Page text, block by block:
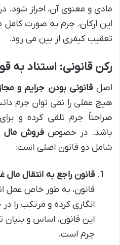
مادی و معنوی آن، احراز شود.
این ارکان، جرم به صورت
تعقیب کیفری از بین می رود.
رکن قانونی: استناد به
اصلقانونی بودن جرایم و
هیچ عملی را نمی توان جرم
صراحتاً جرم تلقی کرده و
باشد. در خصوصفروش مال
شامل دو قانون اصلی است:
قانون راجع به انتقال مال
قانون، به طور خاص عمل
انگاری کرده و مرتکب را
این قانون، اساس و بنیان
جرم است.